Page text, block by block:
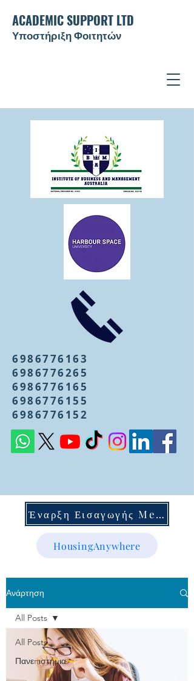
6986776163
6986776265
6986776165
6986776155
6986776152
ACADEMIC SUPPORT LTD
Υποστήριξη Φοιτητών ​
Έναρξη Εισαγωγής Mentoring
HousingAnywhere
Ανάρτηση
All Posts
Πανεπιστήμια
All Posts